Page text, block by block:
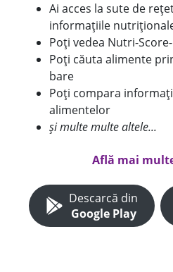
Ai acces la sute de
informațiile
Poți vedea Nutri-
Poți căuta alimente
bare
Poți compara
alimentelor
și multe multe altele...
Află mai
Descarcă din
Google Play